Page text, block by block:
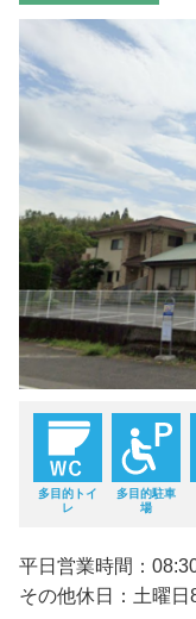
多目的トイ
レ
多目的駐車
場
平日営業時間：
その他休日：土曜